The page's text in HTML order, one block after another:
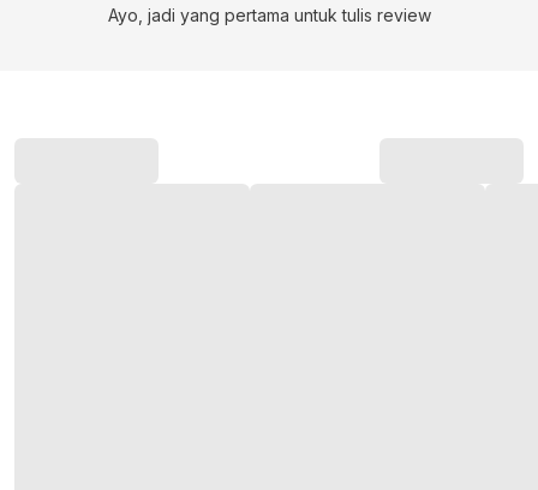
Ayo, jadi yang pertama untuk tulis review